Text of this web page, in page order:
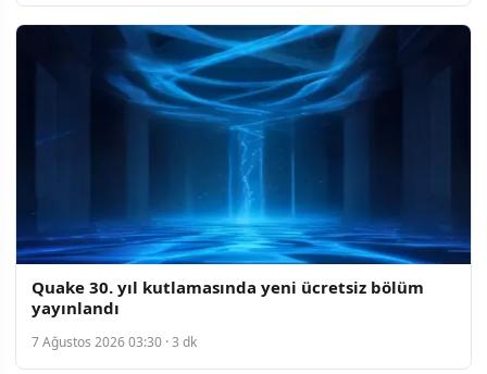
Quake 30. yıl kutlamasında yeni ücretsiz bölüm
yayınlandı
7 Ağustos 2026 03:30 · 3 dk